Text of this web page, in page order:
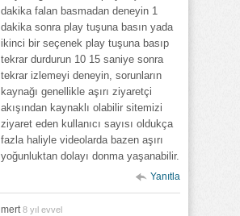
dakika falan basmadan deneyin 1
dakika sonra play tuşuna basın yada
ikinci bir seçenek play tuşuna basıp
tekrar durdurun 10 15 saniye sonra
tekrar izlemeyi deneyin, sorunların
kaynağı genellikle aşırı ziyaretçi
akışından kaynaklı olabilir sitemizi
ziyaret eden kullanıcı sayısı oldukça
fazla haliyle videolarda bazen aşırı
yoğunluktan dolayı donma yaşanabilir.
Yanıtla
mert 8 yıl evvel